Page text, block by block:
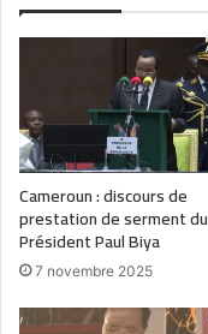
Cameroun : discours de
prestation de serment du
Président Paul Biya
7 novembre 2025